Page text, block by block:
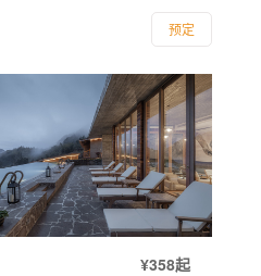
预定
¥358起